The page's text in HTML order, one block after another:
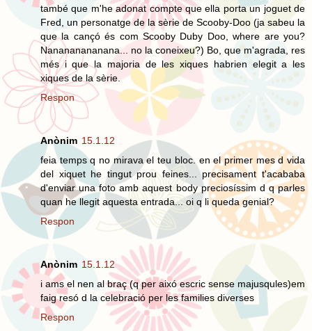
també que m'he adonat compte que ella porta un joguet de
Fred, un personatge de la sèrie de Scooby-Doo (ja sabeu la
que la cançó és com Scooby Duby Doo, where are you?
Nanananananana... no la coneixeu?) Bo, que m'agrada, res
més i que la majoria de les xiques habrien elegit a les
xiques de la sèrie.
Respon
Anònim 15.1.12
feia temps q no mirava el teu bloc. en el primer mes d vida
del xiquet he tingut prou feines... precisament t'acababa
d'enviar una foto amb aquest body preciosíssim d q parles
quan he llegit aquesta entrada... oi q li queda genial?
Respon
Anònim 15.1.12
i ams el nen al braç (q per aixó escric sense majusqules)em
faig resó d la celebració per les families diverses
Respon